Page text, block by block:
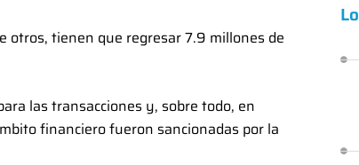
otros, tienen que regresar 7.9 millones de
las transacciones y, sobre todo, en
financiero fueron sancionadas por la